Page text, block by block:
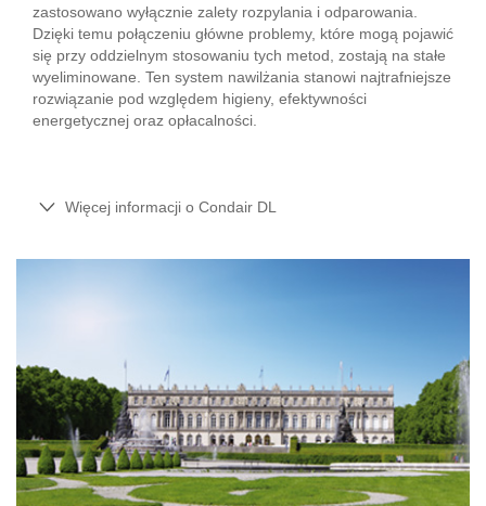
zastosowano wyłącznie zalety rozpylania i odparowania.
Dzięki temu połączeniu główne problemy, które mogą pojawić
się przy oddzielnym stosowaniu tych metod, zostają na stałe
wyeliminowane. Ten system nawilżania stanowi najtrafniejsze
rozwiązanie pod względem higieny, efektywności
energetycznej oraz opłacalności.
Więcej informacji o Condair DL